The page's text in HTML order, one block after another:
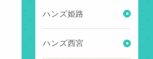
ハンズ姫路
ハンズ西宮